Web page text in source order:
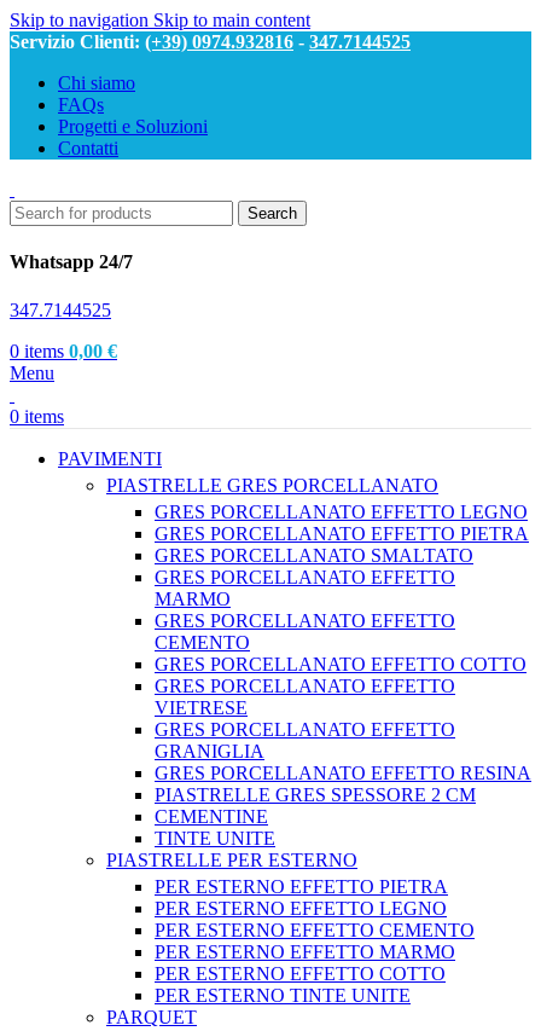
Skip to navigation Skip to main content
Servizio Clienti: (+39) 0974.932816 - 347.7144525
Chi siamo
FAQs
Progetti e Soluzioni
Contatti
Search
Whatsapp 24/7
347.7144525
0 items 0,00 €
Menu
0 items
PAVIMENTI
PIASTRELLE GRES PORCELLANATO
GRES PORCELLANATO EFFETTO LEGNO
GRES PORCELLANATO EFFETTO PIETRA
GRES PORCELLANATO SMALTATO
GRES PORCELLANATO EFFETTO
MARMO
GRES PORCELLANATO EFFETTO
CEMENTO
GRES PORCELLANATO EFFETTO COTTO
GRES PORCELLANATO EFFETTO
VIETRESE
GRES PORCELLANATO EFFETTO
GRANIGLIA
GRES PORCELLANATO EFFETTO RESINA
PIASTRELLE GRES SPESSORE 2 CM
CEMENTINE
TINTE UNITE
PIASTRELLE PER ESTERNO
PER ESTERNO EFFETTO PIETRA
PER ESTERNO EFFETTO LEGNO
PER ESTERNO EFFETTO CEMENTO
PER ESTERNO EFFETTO MARMO
PER ESTERNO EFFETTO COTTO
PER ESTERNO TINTE UNITE
PARQUET